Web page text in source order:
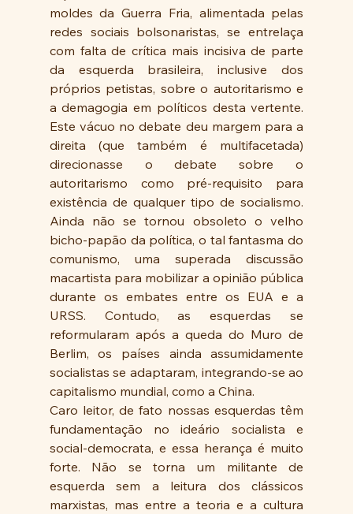
moldes da Guerra Fria, alimentada pelas
redes sociais bolsonaristas, se entrelaça
com falta de crítica mais incisiva de parte
da esquerda brasileira, inclusive dos
próprios petistas, sobre o autoritarismo e
a demagogia em políticos desta vertente.
Este vácuo no debate deu margem para a
direita (que também é multifacetada)
direcionasse o debate sobre o
autoritarismo como pré-requisito para
existência de qualquer tipo de socialismo.
Ainda não se tornou obsoleto o velho
bicho-papão da política, o tal fantasma do
comunismo, uma superada discussão
macartista para mobilizar a opinião pública
durante os embates entre os EUA e a
URSS. Contudo, as esquerdas se
reformularam após a queda do Muro de
Berlim, os países ainda assumidamente
socialistas se adaptaram, integrando-se ao
capitalismo mundial, como a China.
Caro leitor, de fato nossas esquerdas têm
fundamentação no ideário socialista e
social-democrata, e essa herança é muito
forte. Não se torna um militante de
esquerda sem a leitura dos clássicos
marxistas, mas entre a teoria e a cultura